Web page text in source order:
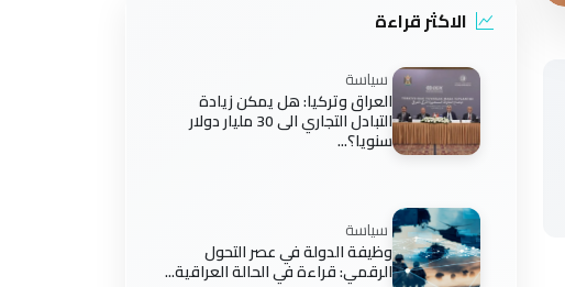
الاكثر قراءة
سياسة
العراق وتركيا: هل يمكن زيادة
التبادل التجاري الى 30 مليار دولار
سنويا؟...
سياسة
وظيفة الدولة في عصر التحول
الرقمي: قراءة في الحالة العراقية...